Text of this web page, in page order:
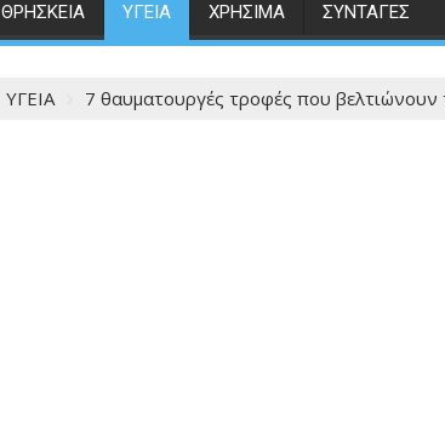
ΘΡΗΣΚΕΙΑ ΥΓΕΙΑ ΧΡΗΣΙΜΑ ΣΥΝΤΑΓΕΣ
ΥΓΕΙΑ 7 θαυματουργές τροφές που βελτιώνουν